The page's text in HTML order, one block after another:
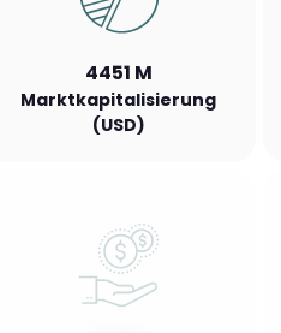
4451 M
Marktkapitalisierung
(USD)